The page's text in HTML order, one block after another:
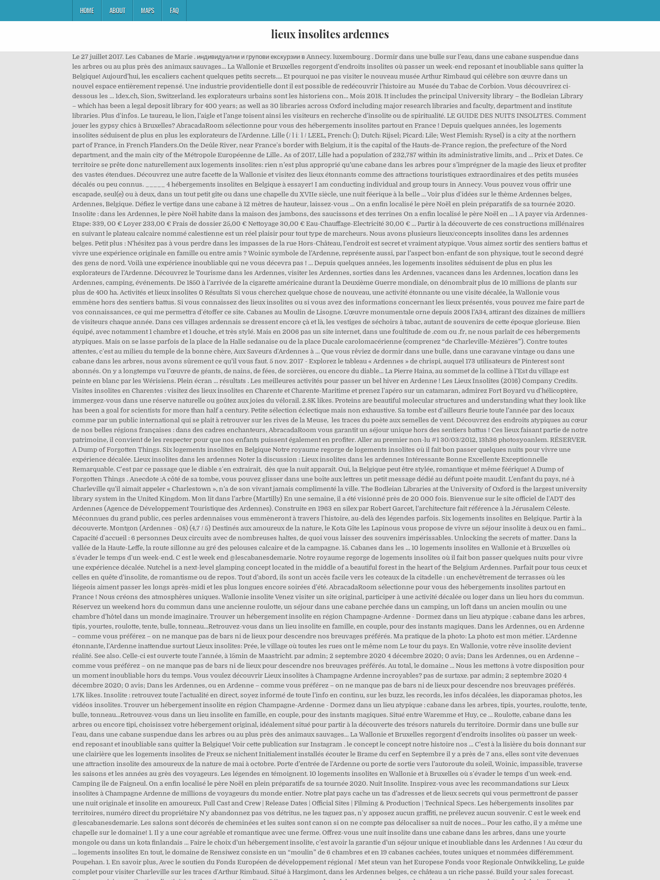
HOME ABOUT MAPS FAQ
lieux insolites ardennes
Le 27 juillet 2017. Les Cabanes de Marie . индивидуални и групови екскурзии в Annecy. luxembourg . Dormir dans une bulle sur l’eau, dans une cabane suspendue dans les arbres ou au plus près des animaux sauvages… La Wallonie et Bruxelles regorgent d’endroits insolites où passer un week-end reposant et inoubliable sans quitter la Belgique! Aujourd’hui, les escaliers cachent quelques petits secrets…. Et pourquoi ne pas visiter le nouveau musée Arthur Rimbaud qui célèbre son œuvre dans un nouvel espace entièrement repensé. Une industrie providentielle dont il est possible de redécouvrir l’histoire au Musée du Tabac de Corbion. Vous découvrirez ci-dessous les … 1dex.ch, Sion, Switzerland. les explorateurs urbains sont les historiens con… Mois 2018. It includes the principal University library – the Bodleian Library – which has been a legal deposit library for 400 years; as well as 30 libraries across Oxford including major research libraries and faculty, department and institute libraries. Plus d'infos. Le taureau, le lion, l’aigle et l’ange toisent ainsi les visiteurs en recherche d’insolite ou de spiritualité. LE GUIDE DES NUITS INSOLITES. Comment jouer les gypsy chics à Bruxelles? AbracadaRoom sélectionne pour vous des hébergements insolites partout en France ! Depuis quelques années, les logements insolites séduisent de plus en plus les explorateurs de l’Ardenne. Lille (/ l iː l / LEEL, French: (); Dutch: Rijsel; Picard: Lile; West Flemish: Rysel) is a city at the northern part of France, in French Flanders.On the Deûle River, near France's border with Belgium, it is the capital of the Hauts-de-France region, the prefecture of the Nord department, and the main city of the Métropole Européenne de Lille.. As of 2017, Lille had a population of 232,787 within its administrative limits, and … Prix et Dates. Ce territoire se prête donc naturellement aux logements insolites: rien n’est plus approprié qu’une cabane dans les arbres pour s’imprégner de la magie des lieux et profiter des vastes étendues. Découvrez une autre facette de la Wallonie et visitez des lieux étonnants comme des attractions touristiques extraordinaires et des petits musées décalés ou peu connus. _____ 4 hébergements insolites en Belgique à essayer! I am conducting individual and group tours in Annecy. Vous pouvez vous offrir une escapade, seul(e) ou à deux, dans un tout petit gîte ou dans une chapelle du XVIIe siècle, une nuit féerique à la belle … Voir plus d'idées sur le thème Ardennes belges, Ardennes, Belgique. Défiez le vertige dans une cabane à 12 mètres de hauteur, laissez-vous … On a enfin localisé le père Noël en plein préparatifs de sa tournée 2020. Insolite : dans les Ardennes, le père Noël habite dans la maison des jambons, des saucissons et des terrines On a enfin localisé le père Noël en … 1 A payer via Ardennes-Etape: 339, 00 € Loyer 233,00 € Frais de dossier 25,00 € Nettoyage 30,00 € Eau-Chauffage-Electricité 30,00 € … Partir à la découverte de ces constructions millénaires en suivant le plateau calcaire nommé calestienne est un réel plaisir pour tout type de marcheurs. Nous avons plusieurs lieux/concepts insolites dans les ardennes belges. Petit plus : N’hésitez pas à vous perdre dans les impasses de la rue Hors-Château, l’endroit est secret et vraiment atypique. Vous aimez sortir des sentiers battus et vivre une expérience originale en famille ou entre amis ? Woinic symbole de l’Ardenne, représente aussi, par l’aspect bon-enfant de son physique, tout le second degré des gens de nord. Voilà une expérience inoubliable qui ne vous décevra pas ! … Depuis quelques années, les logements insolites séduisent de plus en plus les explorateurs de l’Ardenne. Découvrez le Tourisme dans les Ardennes, visiter les Ardennes, sorties dans les Ardennes, vacances dans les Ardennes, location dans les Ardennes, camping, événements. De 1850 à l’arrivée de la cigarette américaine durant la Deuxième Guerre mondiale, on dénombrait plus de 10 millions de plants sur plus de 400 ha. Activités et lieux insolites 0 Résultats Si vous cherchez quelque chose de nouveau, une activité étonnante ou une visite décalée, la Wallonie vous emmène hors des sentiers battus. Si vous connaissez des lieux insolites ou si vous avez des informations concernant les lieux présentés, vous pouvez me faire part de vos connaissances, ce qui me permettra d'étoffer ce site. Cabanes au Moulin de Lisogne. L’œuvre monumentale orne depuis 2008 l’A34, attirant des dizaines de milliers de visiteurs chaque année. Dans ces villages ardennais se dressent encore çà et là, les vestiges de séchoirs à tabac, autant de souvenirs de cette époque glorieuse. Bien équipé, avec notamment 1 chambre et 1 douche, et très stylé. Mais en 2006 pas un site internet, dans une foultitude de .com ou .fr, ne nous parlait de ces hébergements atypiques. Mais on se lasse parfois de la place de la Halle sedanaise ou de la place Ducale carolomacérienne (comprenez “de Charleville-Mézières”). Contre toutes attentes, c'est au milieu du temple de la bonne chère, Aux Saveurs d'Ardennes à … Que vous rêviez de dormir dans une bulle, dans une caravane vintage ou dans une cabane dans les arbres, nous avons sûrement ce qu’il vous faut. 5 nov. 2017 - Explorez le tableau « Ardennes » de chrispi, auquel 173 utilisateurs de Pinterest sont abonnés. On y a longtemps vu l’œuvre de géants, de nains, de fées, de sorcières, ou encore du diable... La Pierre Haina, au sommet de la colline à l’Est du village est peinte en blanc par les Wérisiens. Plein écran ... résultats . Les meilleures activités pour passer un bel hiver en Ardenne ! Les Lieux Insolites (2016) Company Credits. Visites insolites en Charentes : visitez des lieux insolites en Charente et Charente-Maritime et prenez l'apéro sur un catamaran, admirez Fort Boyard vu d'hélicoptère, immergez-vous dans une réserve naturelle ou goûtez aux joies du vélorail. 2.8K likes. Proteins are beautiful molecular structures and understanding what they look like has been a goal for scientists for more than half a century. Petite sélection éclectique mais non exhaustive. Sa tombe est d’ailleurs fleurie toute l’année par des locaux comme par un public international qui se plait à retrouver sur les rives de la Meuse, les traces du poète aux semelles de vent. Découvrez des endroits atypiques au cœur de nos belles régions françaises : dans des cadres enchanteurs, AbracadaRoom vous garantit un séjour unique hors des sentiers battus ! Ces lieux faisant partie de notre patrimoine, il convient de les respecter pour que nos enfants puissent également en profiter. Aller au premier non-lu #1 30/03/2012, 13h36 photosyoanlem. RÉSERVER. A Dump of Forgotten Things. Six logements insolites en Belgique Notre royaume regorge de logements insolites où il fait bon passer quelques nuits pour vivre une expérience décalée. Lieux insolites dans les ardennes Noter la discussion : Lieux insolites dans les ardennes Intéressante Bonne Excellente Exceptionnelle Remarquable. C'est par ce passage que le diable s'en extrairait, dès que la nuit apparaît. Oui, la Belgique peut être stylée, romantique et même féérique! A Dump of Forgotten Things . Anecdote :A côté de sa tombe, vous pouvez glisser dans une boîte aux lettres un petit message dédié au défunt poète maudit. L’enfant du pays, né à Charleville qu’il aimait appeler « Charlestown », n’a de son vivant jamais complimenté la ville. The Bodleian Libraries at the University of Oxford is the largest university library system in the United Kingdom. Mon lit dans l’arbre (Martilly) En une semaine, il a été visionné près de 20 000 fois. Bienvenue sur le site officiel de l'ADT des Ardennes (Agence de Développement Touristique des Ardennes). Construite en 1963 en silex par Robert Garcet, l’architecture fait référence à la Jérusalem Céleste. Méconnues du grand public, ces perles ardennaises vous emmèneront à travers l'histoire, au-delà des légendes parfois. Six logements insolites en Belgique. Partir à la découverte. Montgon (Ardennes - 08) (4,7 / 5) Destinés aux amoureux de la nature, le Kota Gîte les Lapinous vous propose de vivre un séjour insolite à deux ou en fami... Capacité d'accueil : 6 personnes Deux circuits avec de nombreuses haltes, de quoi vous laisser des souvenirs impérissables. Unlocking the secrets of matter. Dans la vallée de la Haute-Leffe, la route sillonne au gré des pelouses calcaire et de la campagne. 15. Cabanes dans les … 10 logements insolites en Wallonie et à Bruxelles où s'évader le temps d'un week-end. C est le week end @lescabanesdemarie. Notre royaume regorge de logements insolites où il fait bon passer quelques nuits pour vivre une expérience décalée. Nutchel is a next-level glamping concept located in the middle of a beautiful forest in the heart of the Belgium Ardennes. Parfait pour tous ceux et celles en quête d’insolite, de romantisme ou de repos. Tout d’abord, ils sont un accès facile vers les coteaux de la citadelle : un enchevêtrement de terrasses où les liégeois aiment passer les longs après-midi et les plus longues encore soirées d’été. AbracadaRoom sélectionne pour vous des hébergements insolites partout en France ! Nous créons des atmosphères uniques. Wallonie insolite Venez visiter un site original, participer à une activité décalée ou loger dans un lieu hors du commun. Réservez un weekend hors du commun dans une ancienne roulotte, un séjour dans une cabane perchée dans un camping, un loft dans un ancien moulin ou une chambre d’hôtel dans un monde imaginaire. Trouver un hébergement insolite en région Champagne-Ardenne - Dormez dans un lieu atypique : cabane dans les arbres, tipis, yourtes, roulotte, tente, bulle, tonneau…Retrouvez-vous dans un lieu insolite en famille, en couple, pour des instants magiques. Dans les Ardennes, ou en Ardenne – comme vous préférez – on ne manque pas de bars ni de lieux pour descendre nos breuvages préférés. Ma pratique de la photo: La photo est mon métier. L'Ardenne étonnante, l'Ardenne inattendue surtou